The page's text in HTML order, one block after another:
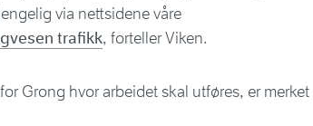
via nettsidene våre
trafikk, forteller Viken.